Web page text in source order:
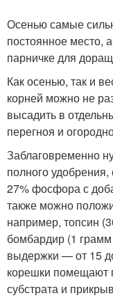
Осенью самые
постоянное место,
парничке для
Как осенью, так и
корней можно не
высадить в
перегноя и
Заблаговременно
полного
27% фосфора с
также можно
например, топсин
бомбардир (1
выдержки — от 15
корешки помещают
субстрата и